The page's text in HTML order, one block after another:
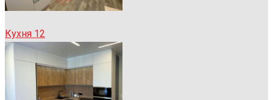
Кухня 12